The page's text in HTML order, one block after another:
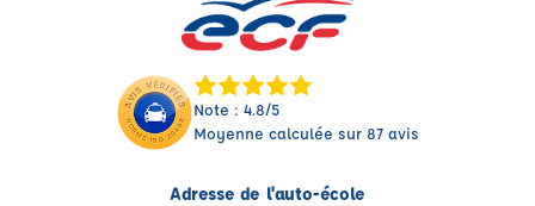
Note : 4.8/5
Moyenne calculée sur 87 avis
Adresse de l'auto-école